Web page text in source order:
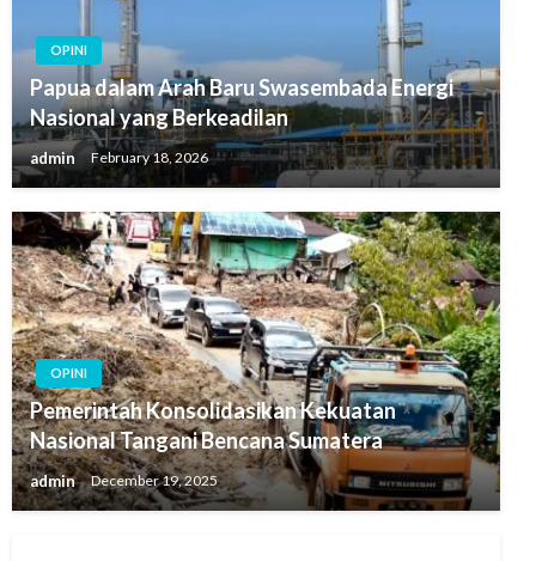
OPINI
Papua dalam Arah Baru Swasembada Energi
Nasional yang Berkeadilan
admin February 18, 2026
OPINI
Pemerintah Konsolidasikan Kekuatan
Nasional Tangani Bencana Sumatera
admin December 19, 2025